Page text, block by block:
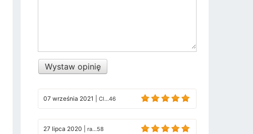
Wystaw opinię
07 września 2021 Cl...46
27 lipca 2020 ra...58